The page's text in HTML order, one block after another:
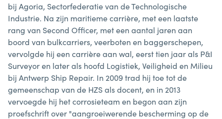
bij Agoria, Sectorfederatie van de Technologische
Industrie. Na zijn maritieme carrière, met een laatste
rang van Second Officer, met een aantal jaren aan
boord van bulkcarriers, veerboten en baggerschepen,
vervolgde hij een carrière aan wal, eerst tien jaar als P&I
Surveyor en later als hoofd Logistiek, Veiligheid en Milieu
bij Antwerp Ship Repair. In 2009 trad hij toe tot de
gemeenschap van de HZS als docent, en in 2013
vervoegde hij het corrosieteam en begon aan zijn
proefschrift over "aangroeiwerende bescherming op de